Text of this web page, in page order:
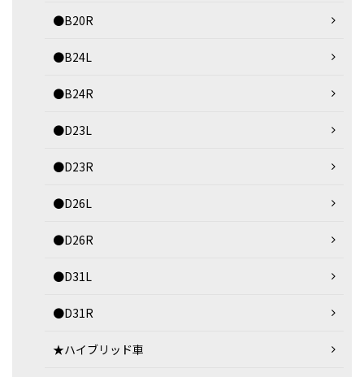
●B20R
●B24L
●B24R
●D23L
●D23R
●D26L
●D26R
●D31L
●D31R
★ハイブリッド車